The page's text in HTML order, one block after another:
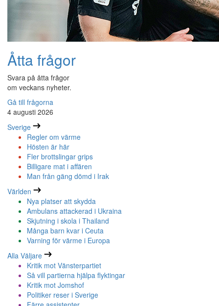
Åtta frågor
Svara på åtta frågor
om veckans nyheter.
Gå till frågorna
4 augusti 2026
Sverige
Regler om värme
Hösten är här
Fler brottslingar grips
Billigare mat i affären
Man från gäng dömd i Irak
Världen
Nya platser att skydda
Ambulans attackerad i Ukraina
Skjutning i skola i Thailand
Många barn kvar i Ceuta
Varning för värme i Europa
Alla Väljare
Kritik mot Vänsterpartiet
Så vill partierna hjälpa flyktingar
Kritik mot Jomshof
Politiker reser i Sverige